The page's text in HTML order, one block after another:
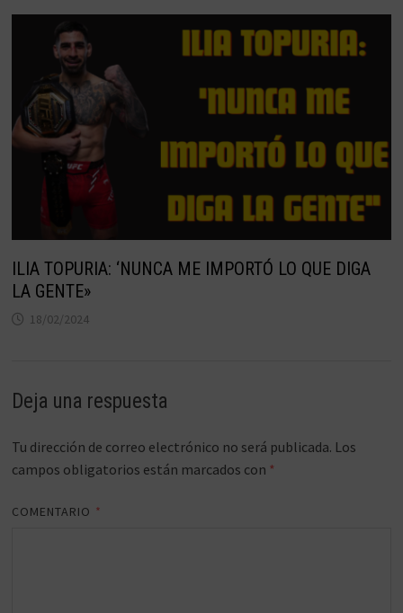
ILIA TOPURIA: ‘NUNCA ME IMPORTÓ LO QUE DIGA
LA GENTE»
18/02/2024
Deja una respuesta
Tu dirección de correo electrónico no será publicada. Los
campos obligatorios están marcados con *
COMENTARIO *